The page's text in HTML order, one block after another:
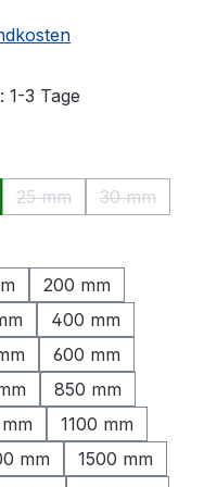
3 Tage
25 mm
(Diese Option ist
30 mm
(Diese
verfügbar.)
zurzeit nicht verfügbar.)
200 mm
400 mm
600 mm
850 mm
1100 mm
mm
1500 mm